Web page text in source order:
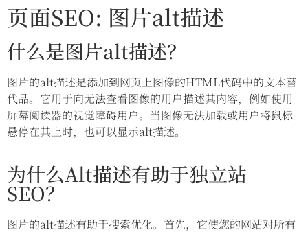
页面SEO: 图片alt描述
什么是图片alt描述？
图片的alt描述是添加到网页上图像的HTML代码中的文本替
代品。它用于向无法查看图像的用户描述其内容，例如使用
屏幕阅读器的视觉障碍用户。当图像无法加载或用户将鼠标
悬停在其上时，也可以显示alt描述。
为什么Alt描述有助于独立站
SEO？
图片的alt描述有助于搜索优化。首先，它使您的网站对所有